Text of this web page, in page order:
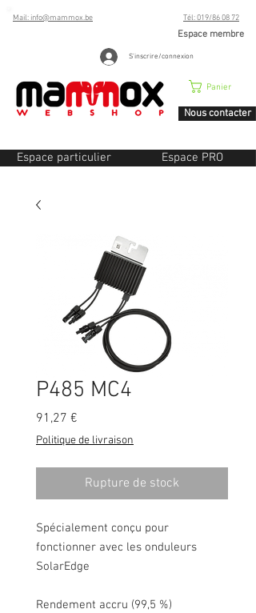
Mail: info@mammox.be Tél: 019/86 08 72
Espace membre
S'inscrire/connexion
Panier
Nous contacter
Espace particulier Espace PRO
P485 MC4
91,27 €
Politique de livraison
Rupture de stock
Spécialement conçu pour
fonctionner avec les onduleurs
SolarEdge
Rendement accru (99,5 %)